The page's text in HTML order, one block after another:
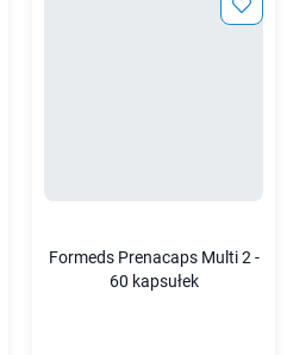
Formeds Prenacaps Multi 2 -
60 kapsułek